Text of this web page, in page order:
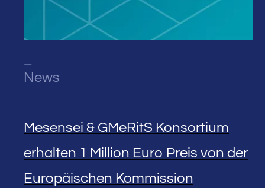
News
Mesensei & GMeRitS Konsortium
erhalten 1 Million Euro Preis von der
Europäischen Kommission